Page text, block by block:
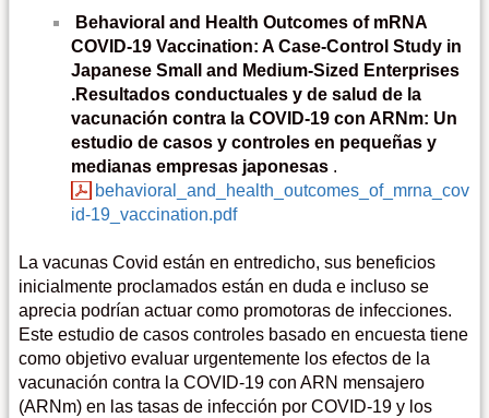
Behavioral and Health Outcomes of mRNA
COVID-19 Vaccination: A Case-Control Study in
Japanese Small and Medium-Sized Enterprises
.Resultados conductuales y de salud de la
vacunación contra la COVID-19 con ARNm: Un
estudio de casos y controles en pequeñas y
medianas empresas japonesas .
behavioral_and_health_outcomes_of_mrna_cov
id-19_vaccination.pdf
La vacunas Covid están en entredicho, sus beneficios
inicialmente proclamados están en duda e incluso se
aprecia podrían actuar como promotoras de infecciones.
Este estudio de casos controles basado en encuesta tiene
como objetivo evaluar urgentemente los efectos de la
vacunación contra la COVID-19 con ARN mensajero
(ARNm) en las tasas de infección por COVID-19 y los